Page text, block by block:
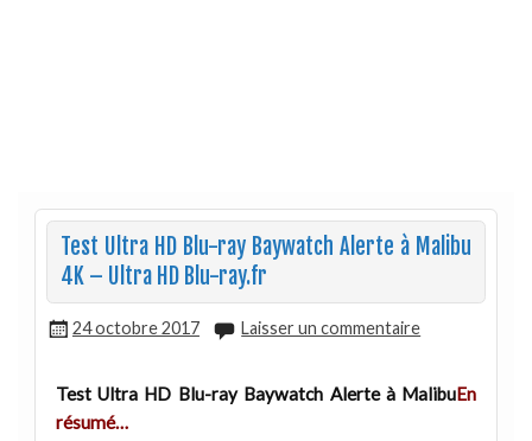
Test Ultra HD Blu-ray Baywatch Alerte à Malibu
4K – Ultra HD Blu-ray.fr
24 octobre 2017 Laisser un commentaire
Test Ultra HD Blu-ray Baywatch Alerte à MalibuEn
résumé…